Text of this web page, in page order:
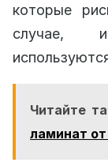
которые
случае,
Читайте
ламинат